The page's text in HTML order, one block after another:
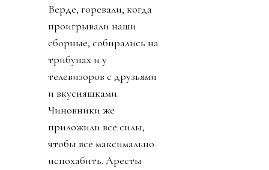
Верде, горевали, когда
проигрывали наши
сборные, собирались на
трибунах и у
телевизоров с друзьями
и вкусняшками.
Чиновники же
приложили все силы,
чтобы все максимально
испохабить. Аресты